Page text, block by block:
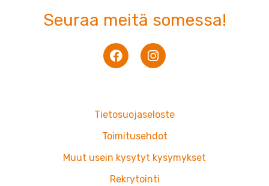
Seuraa meitä somessa!
F
a
o
k
I
n
g
a
Tietosuojaseloste
Toimitusehdot
Muut usein kysytyt kysymykset
Rekrytointi